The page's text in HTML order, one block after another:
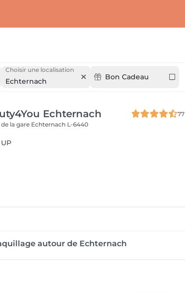
Choisir une localisation
Echternach Bon Cadeau
Echternach
77
la gare Echternach L-6440
autour de Echternach